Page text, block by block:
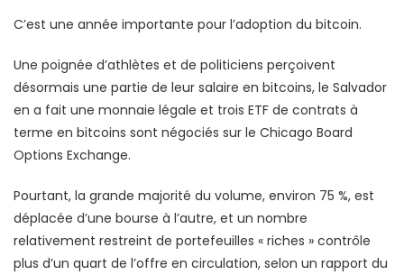
C’est une année importante pour l’adoption du bitcoin.
Une poignée d’athlètes et de politiciens perçoivent
désormais une partie de leur salaire en bitcoins, le Salvador
en a fait une monnaie légale et trois ETF de contrats à
terme en bitcoins sont négociés sur le Chicago Board
Options Exchange.
Pourtant, la grande majorité du volume, environ 75 %, est
déplacée d’une bourse à l’autre, et un nombre
relativement restreint de portefeuilles « riches » contrôle
plus d’un quart de l’offre en circulation, selon un rapport du